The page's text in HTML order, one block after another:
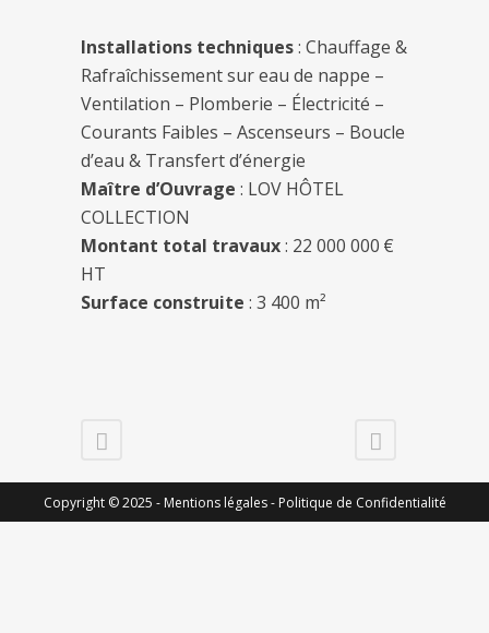
Installations techniques: Chauffage &
Rafraîchissement sur eau de nappe –
Ventilation – Plomberie – Électricité –
Courants Faibles – Ascenseurs – Boucle
d’eau & Transfert d’énergie
Maître d’Ouvrage : LOV HÔTEL
COLLECTION
Montant total travaux: 22 000 000 €
HT
Surface construite : 3 400 m²
Copyright © 2025 - Mentions légales - Politique de Confidentialité